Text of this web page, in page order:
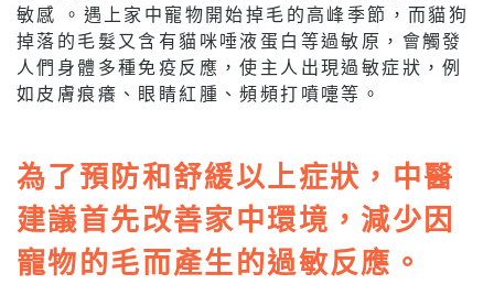
敏感 。遇上家中寵物開始掉毛的高峰季節，而貓狗
掉落的毛髮又含有貓咪唾液蛋白等過敏原，會觸發
人們身體多種免疫反應，使主人出現過敏症狀，例
如皮膚痕癢、眼睛紅腫、頻頻打噴嚏等。
為了預防和舒緩以上症狀，中醫
建議首先改善家中環境，減少因
寵物的毛而產生的過敏反應。